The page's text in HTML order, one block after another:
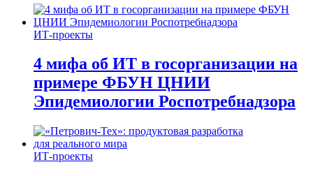
ИТ-проекты
4 мифа об ИТ в госорганизации на
примере ФБУН ЦНИИ
Эпидемиологии Роспотребнадзора
ИТ-проекты